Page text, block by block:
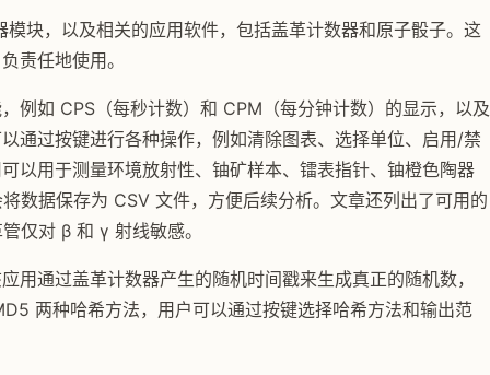
块，以及相关的应用软件，包括盖革计数器和原子骰子。这
责任地使用。
例如 CPS（每秒计数）和 CPM（每分钟计数）的显示，以及
通过按键进行各种操作，例如清除图表、选择单位、启用/禁
以用于测量环境放射性、铀矿样本、镭表指针、铀橙色陶器
数据保存为 CSV 文件，方便后续分析。文章还列出了可用的
仅对 β 和 γ 射线敏感。
用通过盖革计数器产生的随机时间戳来生成真正的随机数，
两种哈希方法，用户可以通过按键选择哈希方法和输出范